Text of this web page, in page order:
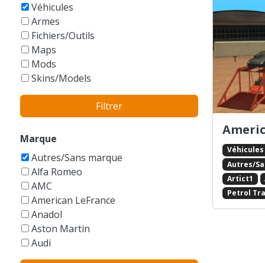
Véhicules
Armes
Fichiers/Outils
Maps
Mods
Skins/Models
Filtrer
Marque
Autres/Sans marque
Alfa Romeo
AMC
American LeFrance
Anadol
Aston Martin
Audi
Austin
Véhicules
Autres/
Artict1
Petrol